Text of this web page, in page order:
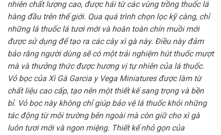
nhiên chất lượng cao, được hái từ các vùng trồng thuốc lá
hàng đầu trên thế giới. Qua quá trình chọn lọc kỹ càng, chỉ
những lá thuốc lá tươi mới và hoàn toàn chín muồi mới
được sử dụng để tạo ra các cây xì gà này. Điều này đảm
bảo rằng người dùng sẽ có một trải nghiệm hút thuốc mượt
mà và thưởng thức được hương vị tự nhiên của lá thuốc.
Vỏ bọc của Xì Gà Garcia y Vega Miniatures được làm từ
chất liệu cao cấp, tạo nên một thiết kế sang trọng và bền
bỉ. Vỏ bọc này không chỉ giúp bảo vệ lá thuốc khỏi những
tác động từ môi trường bên ngoài mà còn giữ cho xì gà
luôn tươi mới và ngon miệng. Thiết kế nhỏ gọn của